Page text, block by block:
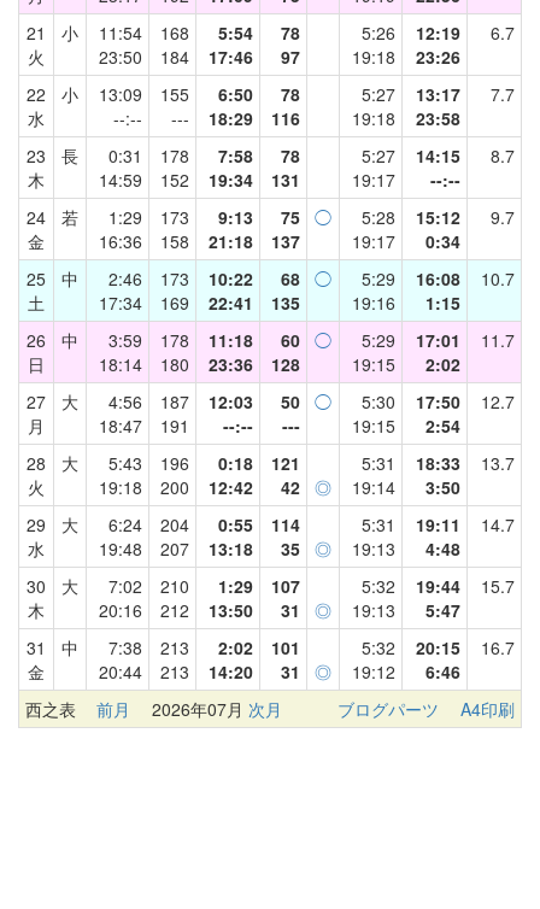
21
火
小
11:54
23:50
168
184
5:54
17:46
78
97
5:26
19:18
12:19
23:26
6.7
22
水
小
13:09
--:--
155
---
6:50
18:29
78
116
5:27
19:18
13:17
23:58
7.7
23
木
長
0:31
14:59
178
152
7:58
19:34
78
131
5:27
19:17
14:15
--:--
8.7
24
金
若
1:29
16:36
173
158
9:13
21:18
75
137
◯
5:28
19:17
15:12
0:34
9.7
25
土
中
2:46
17:34
173
169
10:22
22:41
68
135
◯
5:29
19:16
16:08
1:15
10.7
26
日
中
3:59
18:14
178
180
11:18
23:36
60
128
◯
5:29
19:15
17:01
2:02
11.7
27
月
大
4:56
18:47
187
191
12:03
--:--
50
---
◯
5:30
19:15
17:50
2:54
12.7
28
火
大
5:43
19:18
196
200
0:18
12:42
121
42 ◎
5:31
19:14
18:33
3:50
13.7
29
水
大
6:24
19:48
204
207
0:55
13:18
114
35 ◎
5:31
19:13
19:11
4:48
14.7
30
木
大
7:02
20:16
210
212
1:29
13:50
107
31
◎
5:32
19:13
19:44
5:47
15.7
31
金
中
7:38
20:44
213
213
2:02
14:20
101
31
◎
5:32
19:12
20:15
6:46
16.7
西之表 前月 2026年07月 次月 ブログパーツ A4印刷